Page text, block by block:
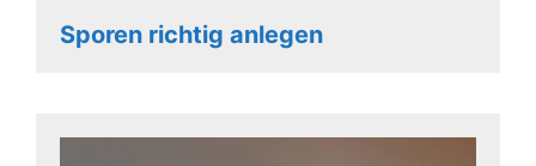
Sporen richtig anlegen